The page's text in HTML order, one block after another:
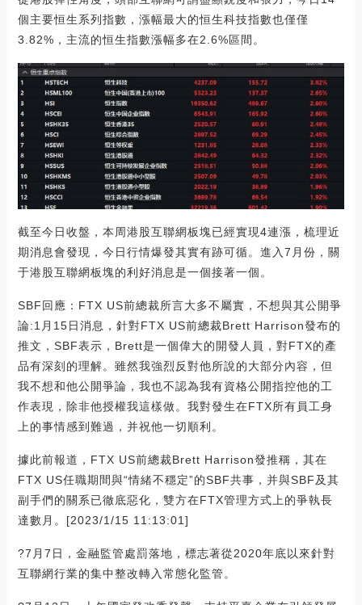
個主要恒生系列指數，漲幅最大的恒生科技指數也僅僅
3.82%，主流的恒生指數漲幅多在2.6%區間。
截至今日收盤，本周港股互聯網板塊已經實現4連漲，梳理近
期消息會發現，今日行情爆發其實有跡可循。進入7月份，關
于港股互聯網板塊的利好消息是一個接著一個。
SBF回應：FTX US前總裁所言大多不屬實，不想與其公開爭
論:1月15日消息，針對FTX US前總裁Brett Harrison發布的
推文，SBF表示，Brett是一個偉大的開發人員，對FTX的產
品有深刻的理解。雖然我強烈反對他所說的大部分內容，但
我不想和他公開爭論，我也不認為我有資格公開指控他的工
作表現，除非他授權我這樣做。我對發生在FTX所有員工身
上的事情感到難過，并祝他一切順利。
據此前報道，FTX US前總裁Brett Harrison發推稱，其在
FTX US任職期間與“情緒不穩定”的SBF共事，并與SBF及其
副手們的關系已徹底惡化，雙方在FTX管理方式上的爭執長
達數月。[2023/1/15 11:13:01]
?7月7日，金融監管處罰落地，標志著從2020年底以來針對
互聯網行業的集中整改轉入常態化監管。